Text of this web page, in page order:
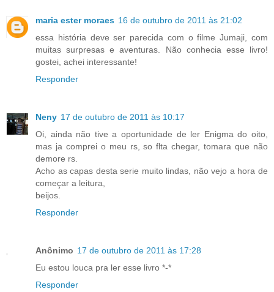
maria ester moraes 16 de outubro de 2011 às 21:02
essa história deve ser parecida com o filme Jumaji, com
muitas surpresas e aventuras. Não conhecia esse livro!
gostei, achei interessante!
Responder
Neny 17 de outubro de 2011 às 10:17
Oi, ainda não tive a oportunidade de ler Enigma do oito,
mas ja comprei o meu rs, so flta chegar, tomara que não
demore rs.
Acho as capas desta serie muito lindas, não vejo a hora de
começar a leitura,
beijos.
Responder
Anônimo 17 de outubro de 2011 às 17:28
Eu estou louca pra ler esse livro *-*
Responder